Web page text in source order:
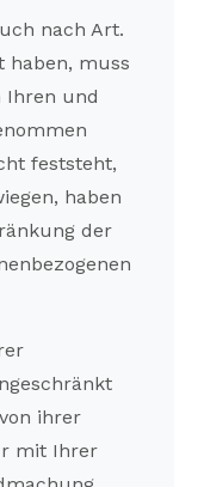
nach Art.
haben, muss
Ihren und
feststeht,
haben
der
ihrer
mit Ihrer